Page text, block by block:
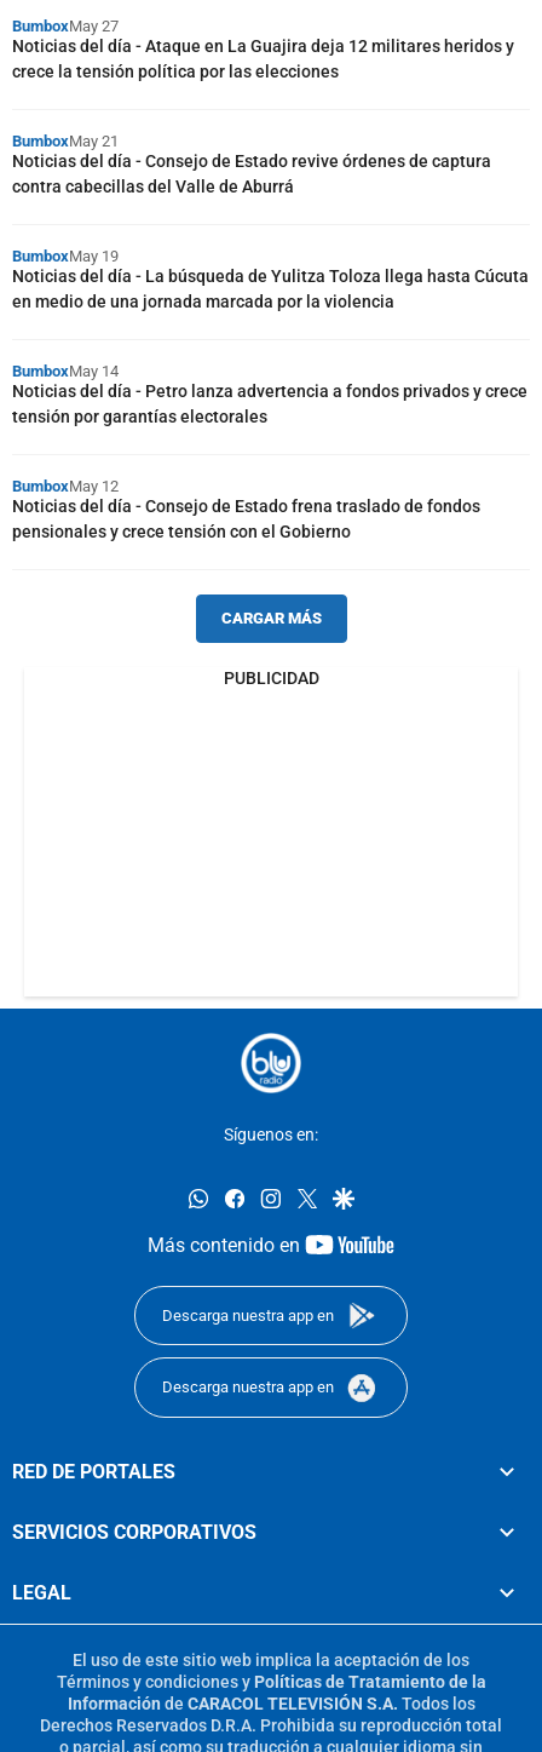
BumboxMay 27
Noticias del día - Ataque en La Guajira deja 12 militares heridos y
crece la tensión política por las elecciones
BumboxMay 21
Noticias del día - Consejo de Estado revive órdenes de captura
contra cabecillas del Valle de Aburrá
BumboxMay 19
Noticias del día - La búsqueda de Yulitza Toloza llega hasta Cúcuta
en medio de una jornada marcada por la violencia
BumboxMay 14
Noticias del día - Petro lanza advertencia a fondos privados y crece
tensión por garantías electorales
BumboxMay 12
Noticias del día - Consejo de Estado frena traslado de fondos
pensionales y crece tensión con el Gobierno
CARGAR MÁS
PUBLICIDAD
Síguenos en:
whatsappfacebookinstagram
twittergoogle
Más contenido en
youtube-
Descarga nuestra app en
Descarga nuestra app en
RED DE PORTALES
SERVICIOS CORPORATIVOS
LEGAL
El uso de este sitio web implica la aceptación de los
Términos y condicionesy Políticas de Tratamiento de la
Información de CARACOL TELEVISIÓN S.A. Todos los
Derechos Reservados D.R.A. Prohibida su reproducción total
o parcial, así como su traducción a cualquier idioma sin